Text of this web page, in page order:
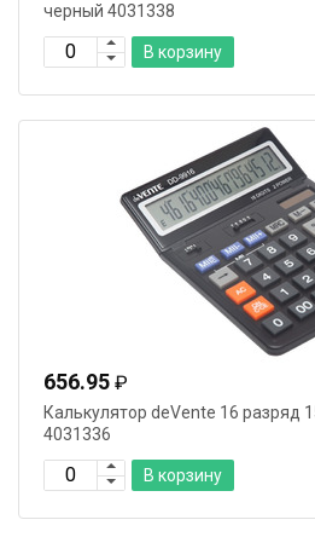
черный 4031338
В корзину
656.95 ₽
Калькулятор deVente 16 разряд
4031336
В корзину